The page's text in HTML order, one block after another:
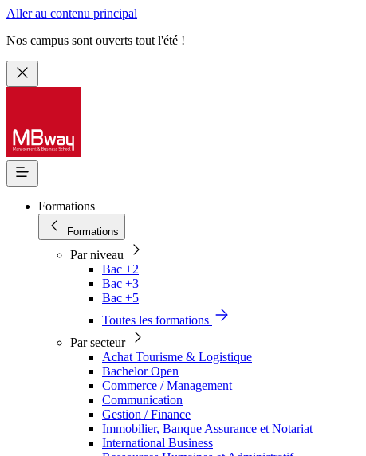
Aller au contenu principal
Nos campus sont ouverts tout l'été !
Formations
Formations
Par niveau
Bac +2
Bac +3
Bac +5
Toutes les formations
Par secteur
Achat Tourisme & Logistique
Bachelor Open
Commerce / Management
Communication
Gestion / Finance
Immobilier, Banque Assurance et Notariat
International Business